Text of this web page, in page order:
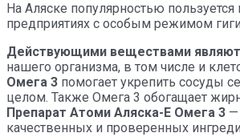
На Аляске популярностью
предприятиях с особым режимом
Действующими веществами
нашего организма, в том числе и
Омега 3 помогает укрепить сосуды
целом. Также Омега 3 обогащает
Препарат Атоми Аляска-Е Омега 3 —
качественных и проверенных